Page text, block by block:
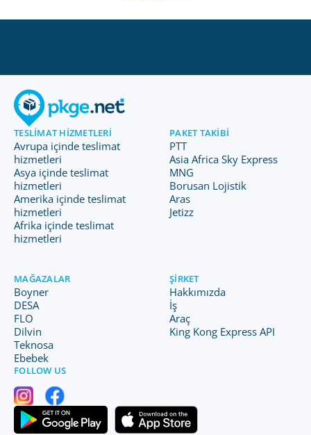
TESLIMAT HIZMETLERI
Avrupa içinde teslimat
hizmetleri
Asya içinde teslimat
hizmetleri
Amerika içinde teslimat
hizmetleri
Afrika içinde teslimat
hizmetleri
PAKET TAKIBI
PTT
Asia Africa Sky Express
MNG
Borusan Lojistik
Aras
Jetizz
MAĞAZALAR
Boyner
DESA
FLO
Dilvin
Teknosa
Ebebek
ŞIRKET
Hakkımızda
İş
Araç
King Kong Express API
FOLLOW US